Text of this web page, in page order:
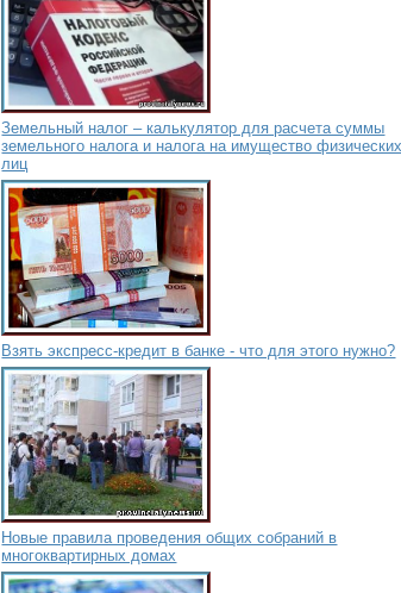
Земельный налог – калькулятор для расчета суммы
земельного налога и налога на имущество физических
лиц
Взять экспресс-кредит в банке - что для этого нужно?
Новые правила проведения общих собраний в
многоквартирных домах